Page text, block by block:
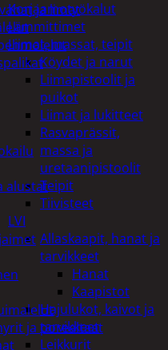
Korjaamotyökalut
Lämmittimet
Liimat, massat, teipit
Köydet ja narut
Liimapistoolit ja
puikot
Liimat ja lukitteet
Rasvaprässit,
massa ja
uretaanipistoolit
Teipit
Tiivisteet
LVI
Allaskaapit, hanat ja
tarvikkeet
Hanat
Kaapistot
Hajulukot, kaivot ja
tarvikkeet
Leikkurit
ja limat
alustat
ja porealtaat